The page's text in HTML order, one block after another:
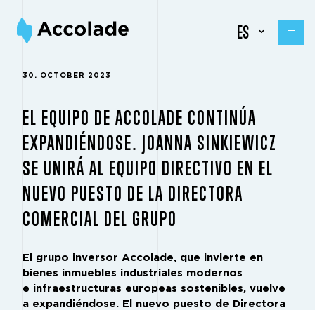
ES
30. OCTOBER 2023
EL EQUIPO DE ACCOLADE CONTINÚA
EXPANDIÉNDOSE. JOANNA SINKIEWICZ
SE UNIRÁ AL EQUIPO DIRECTIVO EN EL
NUEVO PUESTO DE LA DIRECTORA
COMERCIAL DEL GRUPO
El grupo inversor Accolade, que invierte en
bienes inmuebles industriales modernos
e infraestructuras europeas sostenibles, vuelve
a expandiéndose. El nuevo puesto de Directora